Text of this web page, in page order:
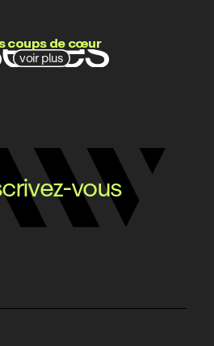
coups de cœur
voir plus
vous